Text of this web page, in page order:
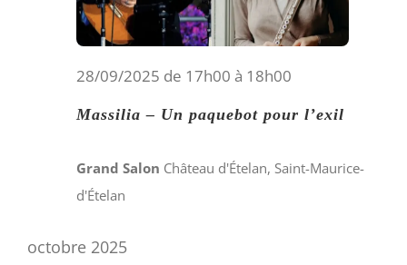
Massilia – Un paquebot pour l’exil
28/09/2025 de 17h00 à 18h00
Grand Salon Château d'Ételan, Saint-Maurice-
d'Ételan
octobre 2025